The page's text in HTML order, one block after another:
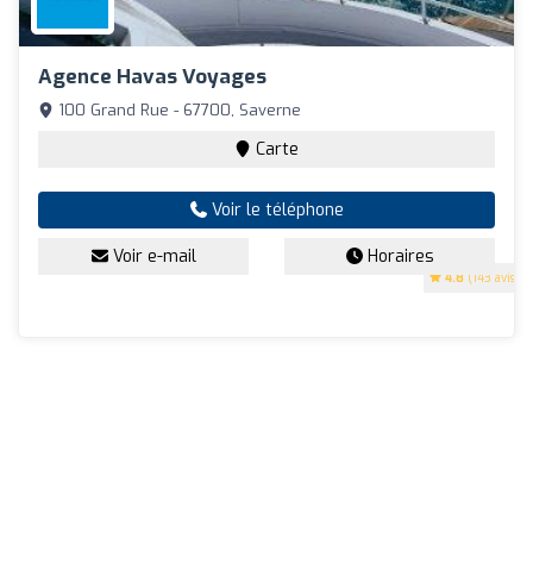
Agence Havas Voyages
4.8 (143 avis)
100 Grand Rue - 67700, Saverne
Carte
Voir le téléphone
Voir e-mail Horaires